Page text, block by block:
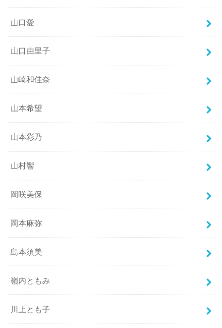
山口愛
山口由里子
山崎和佳奈
山本希望
山本彩乃
山村響
岡咲美保
岡本麻弥
島本須美
嶺内ともみ
川上とも子